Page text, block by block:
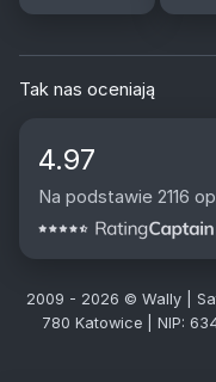
Tak nas oceniają
4.97
Na podstawie 2116
2009 - 2026 © Wally |
780 Katowice | NIP: